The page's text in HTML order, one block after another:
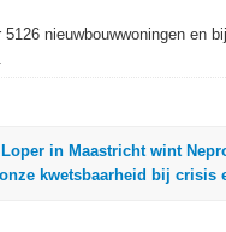
5126 nieuwbouwwoningen en
in Maastricht wint
kwetsbaarheid bij crisis